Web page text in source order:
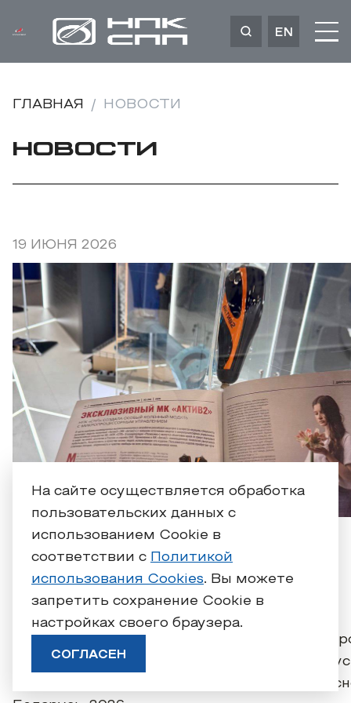
EN
ГЛАВНАЯ НОВОСТИ
НОВОСТИ
19 ИЮНЯ 2026
«Национальная безопасность.
С 17 по 19 июня 2026 года в Минске
Третья международная выставка
безопасности «Национальная
На сайте осуществляется обработка
пользовательских данных с
использованием Cookie в
соответствии с Политикой
использования Cookies. Вы можете
запретить сохранение Cookie в
настройках своего браузера.
СОГЛАСЕН